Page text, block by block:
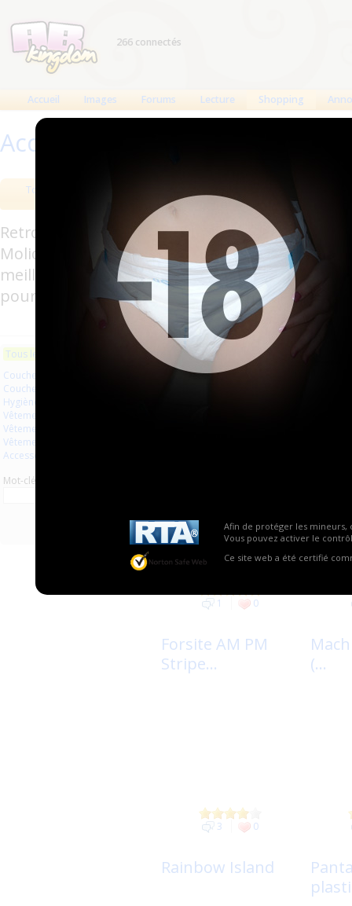
Afin de protéger les mineurs,
Vous pouvez activer le
Ce site web a été certifié
266 connectés
Accueil Images Forums Lecture Shopping
Accueil
Tous les produits
Retrouverez sur cette page les meilleures
Molicare, Comficare, Confiance, Depend,
meilleurs produits aussi bien pour les
pour l'incontinence.
Tous les produits
Couches à usage unique
Couches lavables
Hygiène usage unique
Vêtements
Vêtements en plastique
Vêtements en latex
Accessoires
Mot-clé
Les plus récents Trier par nom
1 0
Forsite AM PM
Stripe...
3 0
(...
Rainbow Island